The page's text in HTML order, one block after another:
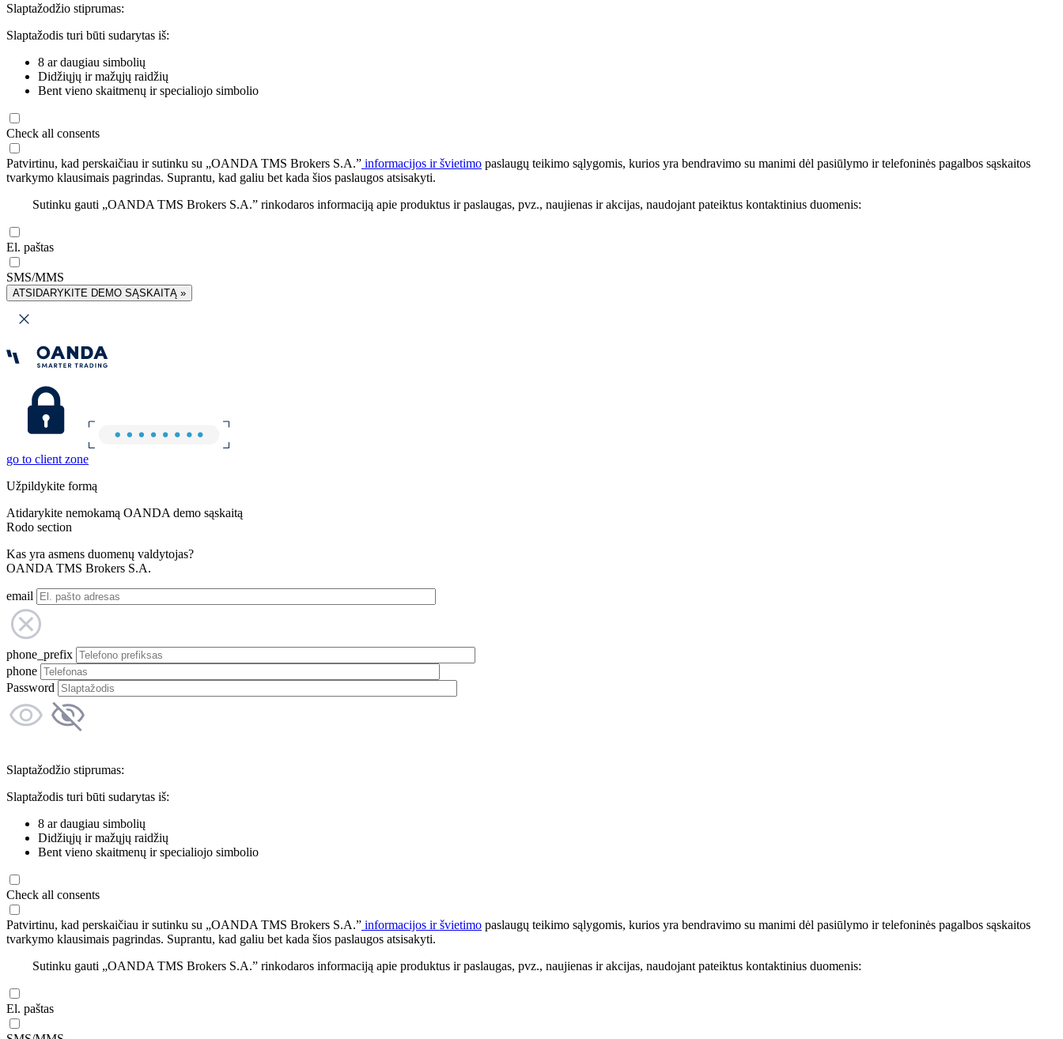
Slaptažodžio stiprumas:
Slaptažodis turi būti sudarytas iš:
8 ar daugiau simbolių
Didžiųjų ir mažųjų raidžių
Bent vieno skaitmenų ir specialiojo simbolio
Check all consents
Patvirtinu, kad perskaičiau ir sutinku su „OANDA TMS Brokers S.A.” informacijos ir švietimo paslaugų teikimo sąlygomis, kurios yra bendravimo su manimi dėl pasiūlymo ir telefoninės pagalbos sąskaitos
tvarkymo klausimais pagrindas. Suprantu, kad galiu bet kada šios paslaugos atsisakyti.
Sutinku gauti „OANDA TMS Brokers S.A.” rinkodaros informaciją apie produktus ir paslaugas, pvz., naujienas ir akcijas, naudojant pateiktus kontaktinius duomenis:
El. paštas
SMS/MMS
ATSIDARYKITE DEMO SĄSKAITĄ »
go to client zone
Užpildykite formą
Atidarykite nemokamą OANDA demo sąskaitą
Rodo section
Kas yra asmens duomenų valdytojas?
OANDA TMS Brokers S.A.
email
phone_prefix
phone
Password
Slaptažodžio stiprumas:
Slaptažodis turi būti sudarytas iš:
8 ar daugiau simbolių
Didžiųjų ir mažųjų raidžių
Bent vieno skaitmenų ir specialiojo simbolio
Check all consents
Patvirtinu, kad perskaičiau ir sutinku su „OANDA TMS Brokers S.A.” informacijos ir švietimo paslaugų teikimo sąlygomis, kurios yra bendravimo su manimi dėl pasiūlymo ir telefoninės pagalbos sąskaitos
tvarkymo klausimais pagrindas. Suprantu, kad galiu bet kada šios paslaugos atsisakyti.
Sutinku gauti „OANDA TMS Brokers S.A.” rinkodaros informaciją apie produktus ir paslaugas, pvz., naujienas ir akcijas, naudojant pateiktus kontaktinius duomenis:
El. paštas